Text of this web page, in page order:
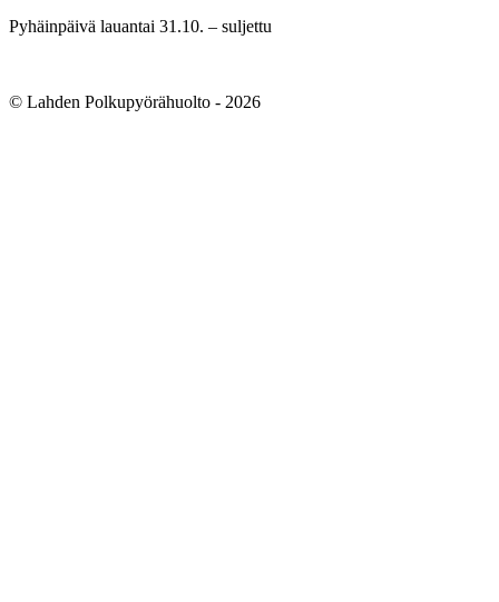
Pyhäinpäivä lauantai 31.10. – suljettu
© Lahden Polkupyörähuolto - 2026